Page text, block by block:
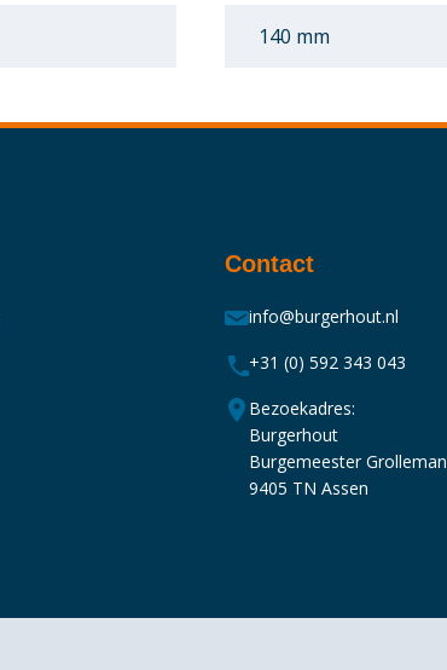
140 mm
Contact
info@burgerhout.nl
+31 (0) 592 343 043
Bezoekadres:
Burgerhout
Burgemeester
9405 TN Assen